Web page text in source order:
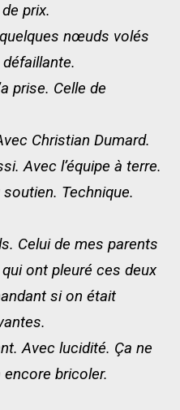
prix.
nœuds volés
prise. Celle de
Christian Dumard.
Avec l’équipe à terre.
Technique.
Celui de mes parents
ont pleuré ces deux
si on était
Avec lucidité. Ça ne
bricoler.